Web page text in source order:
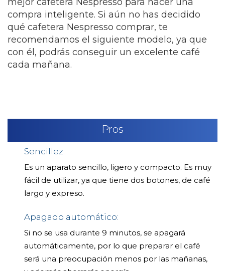
compra inteligente. Si aún no has decidido
qué cafetera Nespresso comprar, te
recomendamos el siguiente modelo, ya que
con él, podrás conseguir un excelente café
cada mañana.
Pros
Sencillez:
Es un aparato sencillo, ligero y compacto. Es muy
fácil de utilizar, ya que tiene dos botones, de café
largo y expreso.
Apagado automático:
Si no se usa durante 9 minutos, se apagará
automáticamente, por lo que preparar el café
será una preocupación menos por las mañanas,